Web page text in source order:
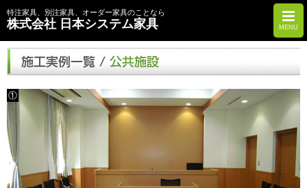
特注家具、別注家具、オーダー家具のことなら
株式会社 日本システム家具 MENU
①